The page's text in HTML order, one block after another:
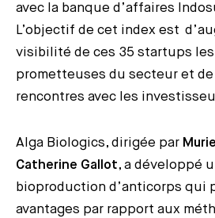
avec la banque d’affaires
L’objectif de cet index est
visibilité de ces 35 startups
prometteuses du secteur et
rencontres avec les
Alga Biologics, dirigée par
Catherine Gallot, a développé
bioproduction d’anticorps qui
avantages par rapport aux